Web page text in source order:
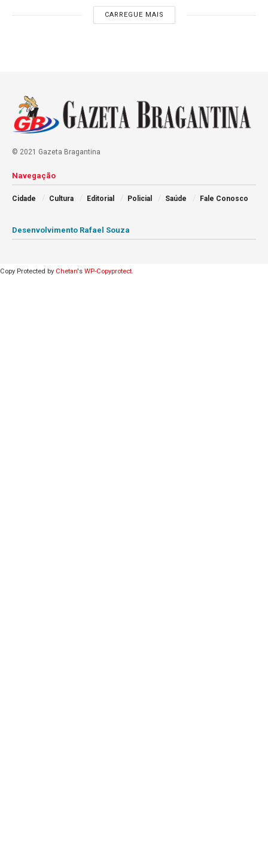
CARREGUE MAIS
© 2021 Gazeta Bragantina
Navegação
Cidade Cultura Editorial Policial Saúde Fale Conosco
Desenvolvimento Rafael Souza
Copy Protected by Chetan's WP-Copyprotect.